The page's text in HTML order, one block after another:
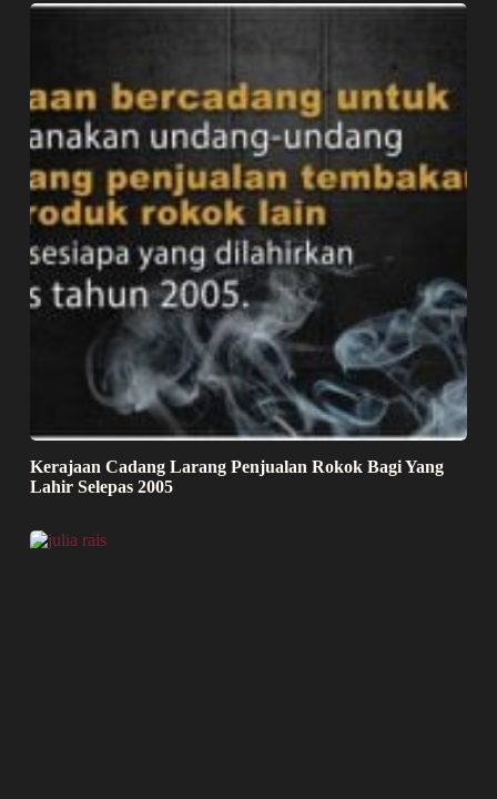
Kerajaan Cadang Larang Penjualan Rokok Bagi Yang
Lahir Selepas 2005